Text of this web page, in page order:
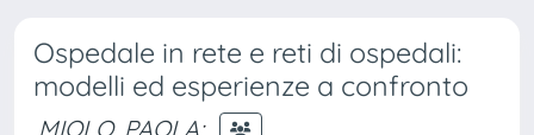
Ospedale in rete e reti di ospedali:
modelli ed esperienze a confronto
MIOLO, PAOLA;